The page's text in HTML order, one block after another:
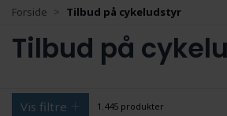
Forside Tilbud på cykeludstyr
Tilbud på
Vis filtre 1.445 produkter